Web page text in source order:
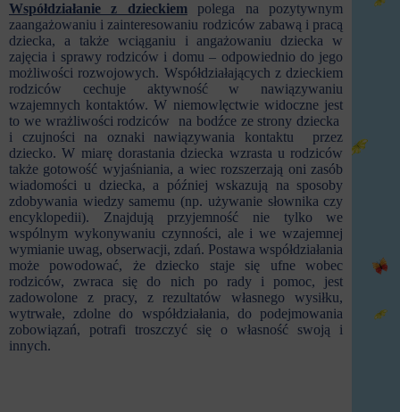
Współdziałanie z dzieckiem polega na pozytywnym
zaangażowaniu i zainteresowaniu rodziców zabawą i pracą
dziecka, a także wciąganiu i angażowaniu dziecka w
zajęcia i sprawy rodziców i domu – odpowiednio do jego
możliwości rozwojowych. Współdziałających z dzieckiem
rodziców cechuje aktywność w nawiązywaniu
wzajemnych kontaktów. W niemowlęctwie widoczne jest
to we wrażliwości rodziców na bodźce ze strony dziecka
i czujności na oznaki nawiązywania kontaktu przez
dziecko. W miarę dorastania dziecka wzrasta u rodziców
także gotowość wyjaśniania, a wiec rozszerzają oni zasób
wiadomości u dziecka, a później wskazują na sposoby
zdobywania wiedzy samemu (np. używanie słownika czy
encyklopedii). Znajdują przyjemność nie tylko we
wspólnym wykonywaniu czynności, ale i we wzajemnej
wymianie uwag, obserwacji, zdań. Postawa współdziałania
może powodować, że dziecko staje się ufne wobec
rodziców, zwraca się do nich po rady i pomoc, jest
zadowolone z pracy, z rezultatów własnego wysiłku,
wytrwałe, zdolne do współdziałania, do podejmowania
zobowiązań, potrafi troszczyć się o własność swoją i
innych.